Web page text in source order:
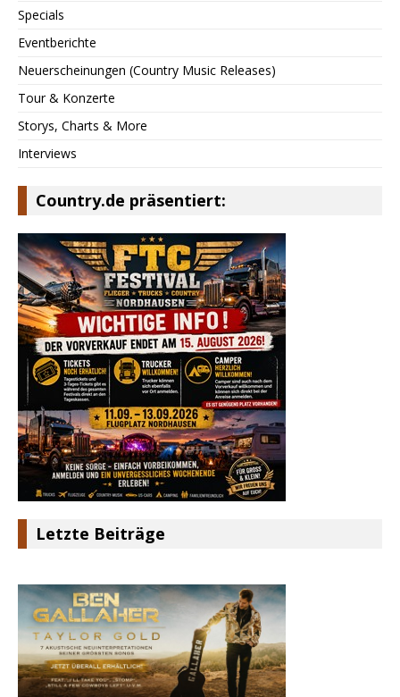
Specials
Eventberichte
Neuerscheinungen (Country Music Releases)
Tour & Konzerte
Storys, Charts & More
Interviews
Country.de präsentiert:
Letzte Beiträge